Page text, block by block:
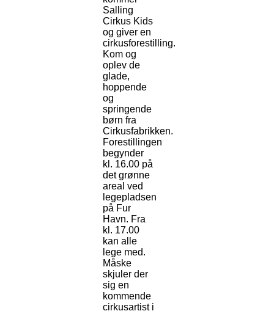
Salling
Cirkus Kids
og giver en
cirkusforestilling.
Kom og
oplev de
glade,
hoppende
og
springende
børn fra
Cirkusfabrikken.
Forestillingen
begynder
kl. 16.00 på
det grønne
areal ved
legepladsen
på Fur
Havn. Fra
kl. 17.00
kan alle
lege med.
Måske
skjuler der
sig en
kommende
cirkusartist i